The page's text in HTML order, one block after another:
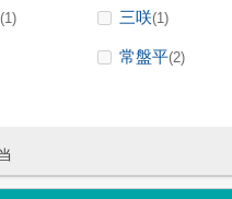
(1) 三咲(1)
常盤平(2)